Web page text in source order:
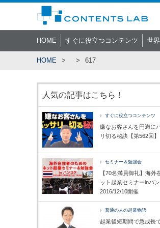
HOME すぐに役立つコンテンツ 世
HOME 617
人気の記事はこちら！
すぐに役立つコンテンツ
嫌なお客さんを円満に
リ切る秘訣【第562回】
セミナー＆勉強会
【70名満員御礼】海外
ット起業セミナーinバ
2016/12/10開催
普通の人の起業物語
起業後短期間で急成長